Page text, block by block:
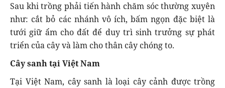
Sau khi trồng phải tiến hành chăm sóc thường xuyên
như: cắt bỏ các nhánh vô ích, bấm ngọn đặc biệt là
tưới giữ ẩm cho đất để duy trì sinh trưởng sự phát
triển của cây và làm cho thân cây chóng to.
Cây sanh tại Việt Nam
Tại Việt Nam, cây sanh là loại cây cảnh được trồng